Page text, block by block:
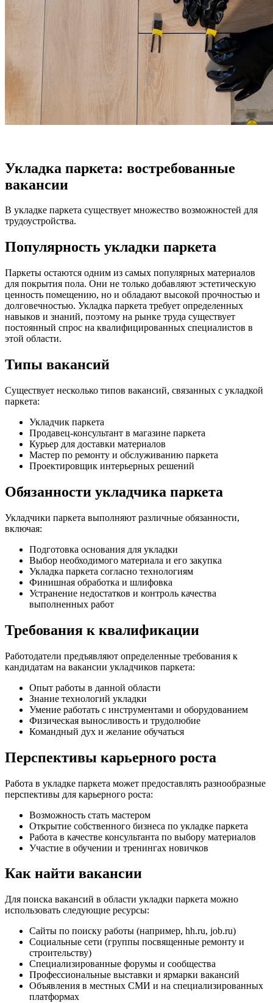
Укладка паркета: востребованные
вакансии
В укладке паркета существует множество возможностей для
трудоустройства.
Популярность укладки паркета
Паркеты остаются одним из самых популярных материалов
для покрытия пола. Они не только добавляют эстетическую
ценность помещению, но и обладают высокой прочностью и
долговечностью. Укладка паркета требует определенных
навыков и знаний, поэтому на рынке труда существует
постоянный спрос на квалифицированных специалистов в
этой области.
Типы вакансий
Существует несколько типов вакансий, связанных с укладкой
паркета:
Укладчик паркета
Продавец-консультант в магазине паркета
Курьер для доставки материалов
Мастер по ремонту и обслуживанию паркета
Проектировщик интерьерных решений
Обязанности укладчика паркета
Укладчики паркета выполняют различные обязанности,
включая:
Подготовка основания для укладки
Выбор необходимого материала и его закупка
Укладка паркета согласно технологиям
Финишная обработка и шлифовка
Устранение недостатков и контроль качества
выполненных работ
Требования к квалификации
Работодатели предъявляют определенные требования к
кандидатам на вакансии укладчиков паркета:
Опыт работы в данной области
Знание технологий укладки
Умение работать с инструментами и оборудованием
Физическая выносливость и трудолюбие
Командный дух и желание обучаться
Перспективы карьерного роста
Работа в укладке паркета может предоставлять разнообразные
перспективы для карьерного роста:
Возможность стать мастером
Открытие собственного бизнеса по укладке паркета
Работа в качестве консультанта по выбору материалов
Участие в обучении и тренингах новичков
Как найти вакансии
Для поиска вакансий в области укладки паркета можно
использовать следующие ресурсы:
Сайты по поиску работы (например, hh.ru, job.ru)
Социальные сети (группы посвященные ремонту и
строительству)
Специализированные форумы и сообщества
Профессиональные выставки и ярмарки вакансий
Объявления в местных СМИ и на специализированных
платформах